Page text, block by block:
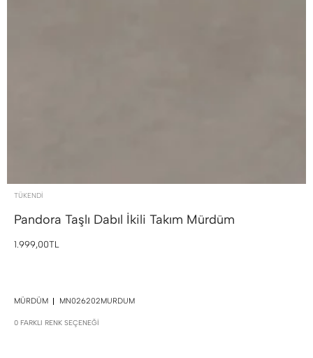
TÜKENDI
Pandora Taşlı Dabıl İkili Takım Mürdüm
1.999,00TL
MÜRDÜM MN026202MURDUM
0 FARKLI RENK SEÇENEĞI